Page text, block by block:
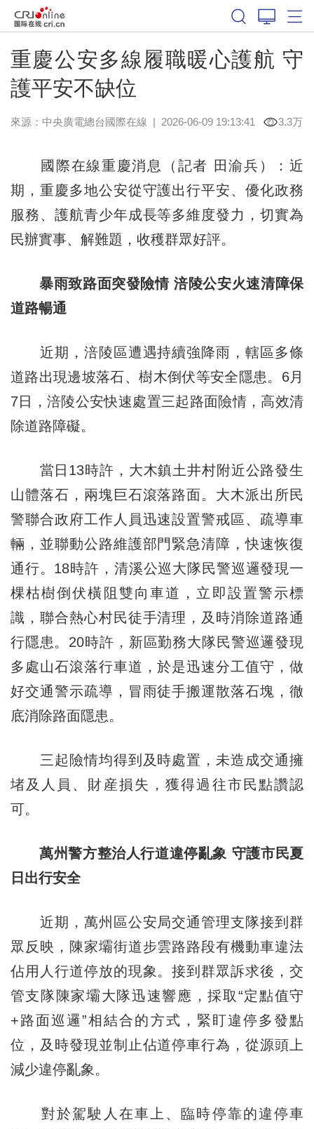
重慶公安多線履職暖心護航 守
護平安不缺位
來源：中央廣電總台國際在線 | 2026-06-09 19:13:41 3.3万
國際在線重慶消息（記者 田渝兵）：近
期，重慶多地公安從守護出行平安、優化政務
服務、護航青少年成長等多維度發力，切實為
民辦實事、解難題，收穫群眾好評。
暴雨致路面突發險情 涪陵公安火速清障保
道路暢通
近期，涪陵區遭遇持續強降雨，轄區多條
道路出現邊坡落石、樹木倒伏等安全隱患。6月
7日，涪陵公安快速處置三起路面險情，高效清
除道路障礙。
當日13時許，大木鎮土井村附近公路發生
山體落石，兩塊巨石滾落路面。大木派出所民
警聯合政府工作人員迅速設置警戒區、疏導車
輛，並聯動公路維護部門緊急清障，快速恢復
通行。18時許，清溪公巡大隊民警巡邏發現一
棵枯樹倒伏橫阻雙向車道，立即設置警示標
識，聯合熱心村民徒手清理，及時消除道路通
行隱患。20時許，新區勤務大隊民警巡邏發現
多處山石滾落行車道，於是迅速分工值守，做
好交通警示疏導，冒雨徒手搬運散落石塊，徹
底消除路面隱患。
三起險情均得到及時處置，未造成交通擁
堵及人員、財産損失，獲得過往市民點讚認
可。
萬州警方整治人行道違停亂象 守護市民夏
日出行安全
近期，萬州區公安局交通管理支隊接到群
眾反映，陳家壩街道步雲路路段有機動車違法
佔用人行道停放的現象。接到群眾訴求後，交
管支隊陳家壩大隊迅速響應，採取“定點值守
+路面巡邏”相結合的方式，緊盯違停多發點
位，及時發現並制止佔道停車行為，從源頭上
減少違停亂象。
對於駕駛人在車上、臨時停靠的違停車